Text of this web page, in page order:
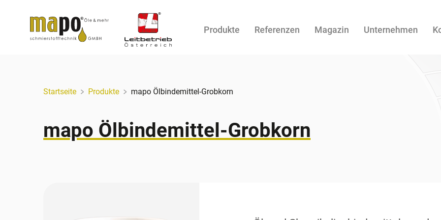
Produkte Referenzen Magazin Unternehmen
Startseite Produkte mapo Ölbindemittel-Grobkorn
mapo Ölbindemittel-Grobkorn